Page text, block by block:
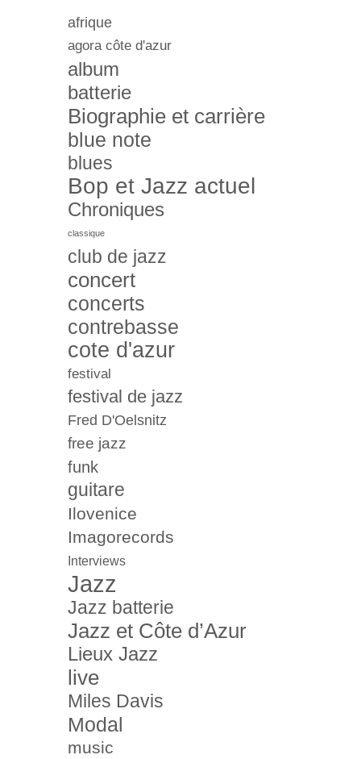
afrique
agora côte d'azur
album
batterie
Biographie et carrière
blue note
blues
Bop et Jazz actuel
Chroniques
classique
club de jazz
concert
concerts
contrebasse
cote d'azur
festival
festival de jazz
Fred D'Oelsnitz
free jazz
funk
guitare
Ilovenice
Imagorecords
Interviews
Jazz
Jazz batterie
Jazz et Côte d’Azur
Lieux Jazz
live
Miles Davis
Modal
music